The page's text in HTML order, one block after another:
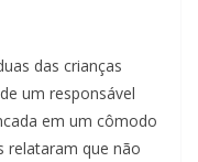
das crianças
um responsável
em um cômodo
relataram que não